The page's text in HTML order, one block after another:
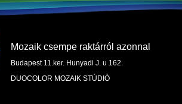
Mozaik csempe raktárról azonnal
Budapest 11.ker. Hunyadi J. u 162.
DUOCOLOR MOZAIK STÚDIÓ